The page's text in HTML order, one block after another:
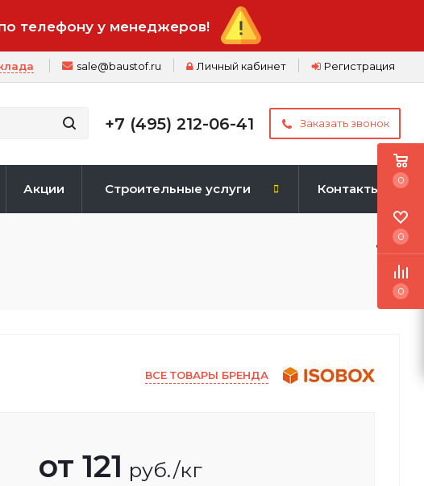
телефону у менеджеров!
Регистрация
Личный кабинет
sale@baustof.ru
+7 (495) 212-06-41 Заказать звонок
Акции Строительные услуги Контакты
ВСЕ ТОВАРЫ БРЕНДА
от 121 руб./кг
0
0
0